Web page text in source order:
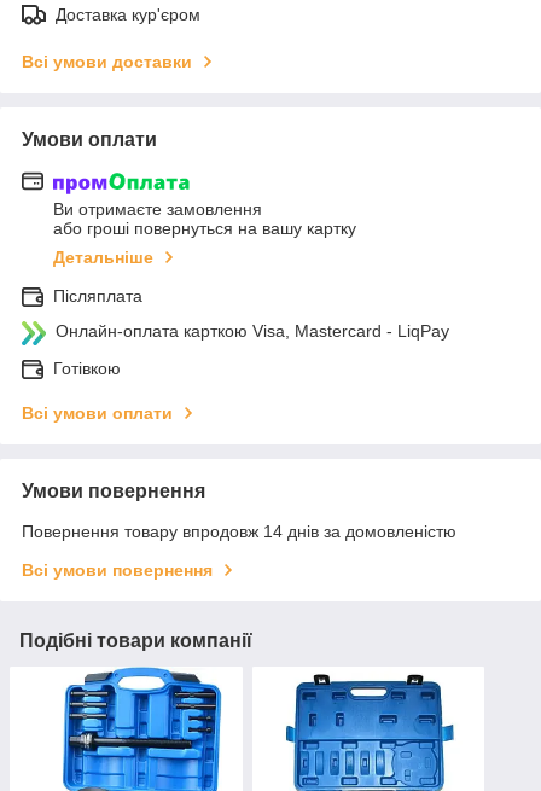
Доставка кур'єром
Всі умови доставки
Умови оплати
Ви отримаєте замовлення
або гроші повернуться на вашу картку
Детальніше
Післяплата
Онлайн-оплата карткою Visa, Mastercard - LiqPay
Готівкою
Всі умови оплати
Умови повернення
Повернення товару впродовж 14 днів за домовленістю
Всі умови повернення
Подібні товари компанії